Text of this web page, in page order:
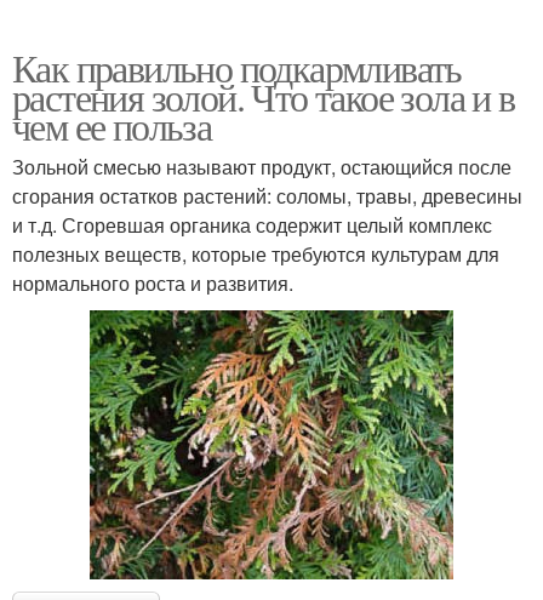
Как правильно подкармливать
растения золой. Что такое зола и в
чем ее польза
Зольной смесью называют продукт, остающийся после
сгорания остатков растений: соломы, травы, древесины
и т.д. Сгоревшая органика содержит целый комплекс
полезных веществ, которые требуются культурам для
нормального роста и развития.